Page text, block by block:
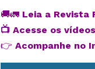
🚚🚛 Leia a Revista
📺 Acesse os
👉 Acompanhe no